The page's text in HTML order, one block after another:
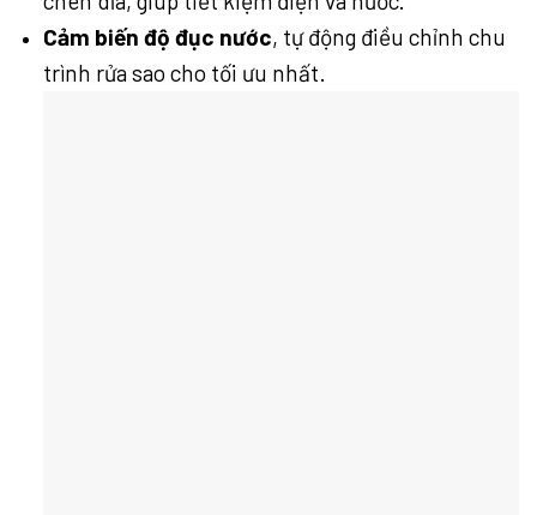
Cảm biến độ đục nước, tự động điều chỉnh chu
trình rửa sao cho tối ưu nhất.